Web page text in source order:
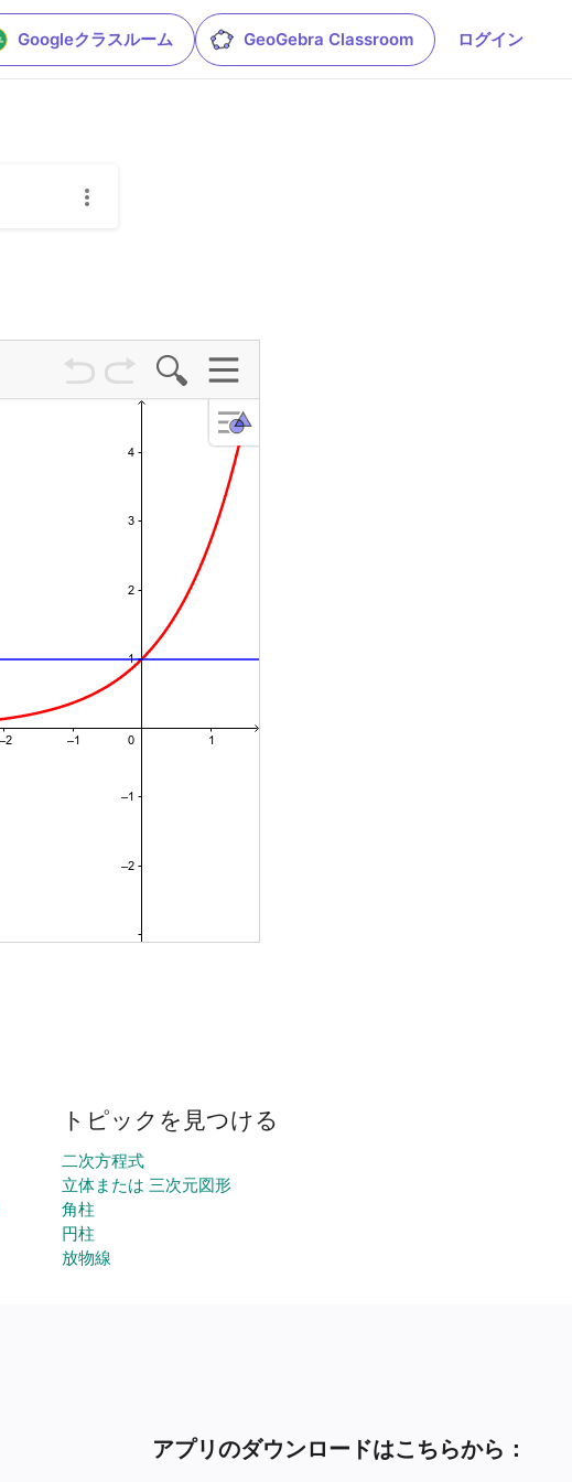
Googleクラスルーム GeoGebra Classroom ログイン
トピックを見つける
二次方程式
立体または 三次元図形
角柱
円柱
放物線
アプリのダウンロードはこちらから：